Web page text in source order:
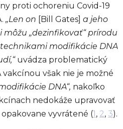
proti ochoreniu Covid-19
„Len on [Bill Gates] a jeho
„dezinfikovať“ prírodu
modifikácie DNA
uvádza problematický
však nie je možné
DNA“, nakoľko
nedokáže upravovať
vyvrátené (1, 2, 3).